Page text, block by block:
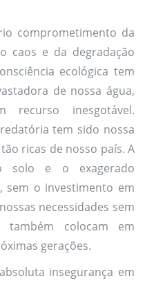
comprometimento da
caos e da degradação
ecológica tem
de nossa água,
inesgotável.
tem sido nossa
ricas de nosso país. A
solo e o exagerado
sem o investimento em
necessidades sem
colocam em
gerações.
insegurança em